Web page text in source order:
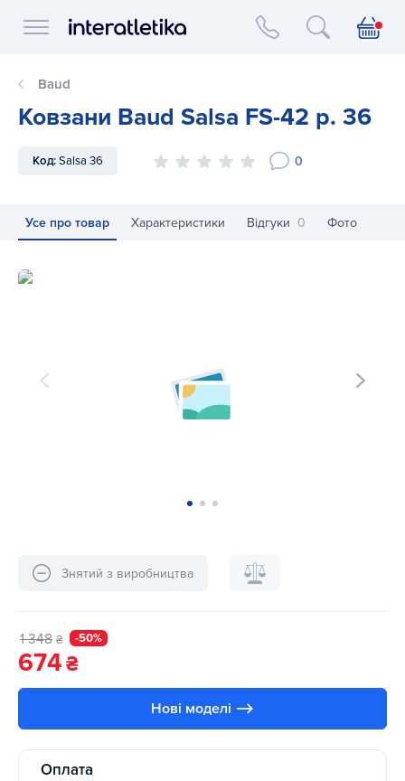
Interatletika logo
Baud
Ковзани Baud Salsa FS-42 р. 36
Код:Salsa 36 0
Усе про товар Характеристики Відгуки 0 Фото
Ковзани Baud Salsa FS-42 р. 36
Знятий з виробництва
1 348 ₴ -50%
674₴
Нові моделі ⟶
Оплата